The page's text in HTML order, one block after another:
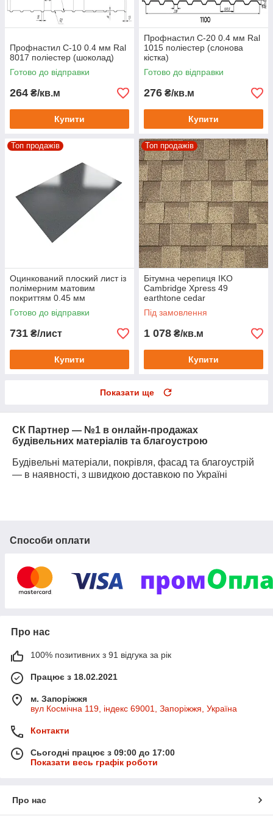
Профнастил С-10 0.4 мм Ral
8017 поліестер (шоколад)
Готово до відправки
264 ₴/кв.м
Купити
Профнастил С-20 0.4 мм Ral
1015 поліестер (слонова
кістка)
Готово до відправки
276 ₴/кв.м
Купити
Топ продажів
Оцинкований плоский лист із
полімерним матовим
покриттям 0.45 мм
(1250*2000 мм) Ral 7024 мат
(серый графит)
Готово до відправки
731 ₴/лист
Купити
Топ продажів
Бітумна черепиця IKO
Cambridge Xpress 49
earthtone cedar
Під замовлення
1 078 ₴/кв.м
Купити
Показати ще
СК Партнер — №1 в онлайн-продажах
будівельних матеріалів та благоустрою
Будівельні матеріали, покрівля, фасад та благоустрій
— в наявності, з швидкою доставкою по Україні
Способи оплати
Про нас
100% позитивних з 91 відгука за рік
Працює з 18.02.2021
м. Запоріжжя
вул Космічна 119, індекс 69001, Запоріжжя, Україна
Контакти
Сьогодні працює з 09:00 до 17:00
Показати весь графік роботи
Про нас